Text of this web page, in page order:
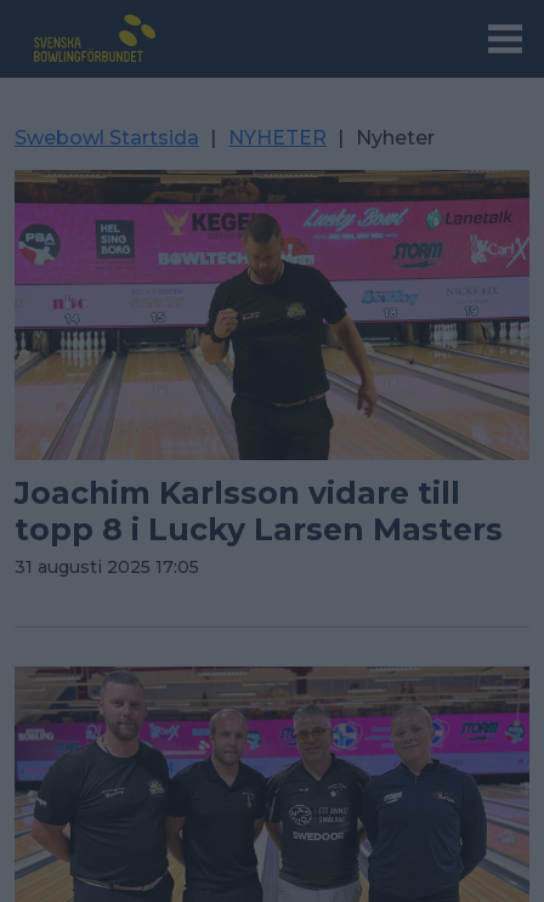
Swebowl Startsida | NYHETER | Nyheter
Joachim Karlsson vidare till
topp 8 i Lucky Larsen Masters
31 augusti 2025 17:05